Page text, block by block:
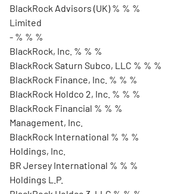
BlackRock Advisors (UK) % % %
Limited
- % % %
BlackRock, Inc. % % %
BlackRock Saturn Subco, LLC % % %
BlackRock Finance, Inc. % % %
BlackRock Holdco 2, Inc. % % %
BlackRock Financial % % %
Management, Inc.
BlackRock International % % %
Holdings, Inc.
BR Jersey International % % %
Holdings L.P.